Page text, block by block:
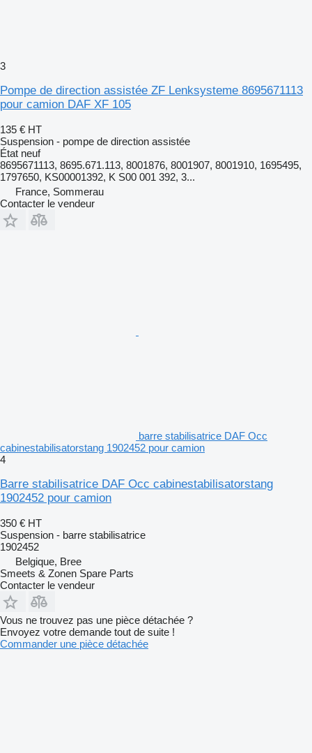
3
Pompe de direction assistée ZF Lenksysteme 8695671113
pour camion DAF XF 105
135 € HT
Suspension - pompe de direction assistée
État neuf
8695671113, 8695.671.113, 8001876, 8001907, 8001910, 1695495,
1797650, KS00001392, K S00 001 392, 3...
France, Sommerau
Contacter le vendeur
barre stabilisatrice DAF Occ
cabinestabilisatorstang 1902452 pour camion
4
Barre stabilisatrice DAF Occ cabinestabilisatorstang
1902452 pour camion
350 € HT
Suspension - barre stabilisatrice
1902452
Belgique, Bree
Smeets & Zonen Spare Parts
Contacter le vendeur
Vous ne trouvez pas une pièce détachée ?
Envoyez votre demande tout de suite !
Commander une pièce détachée